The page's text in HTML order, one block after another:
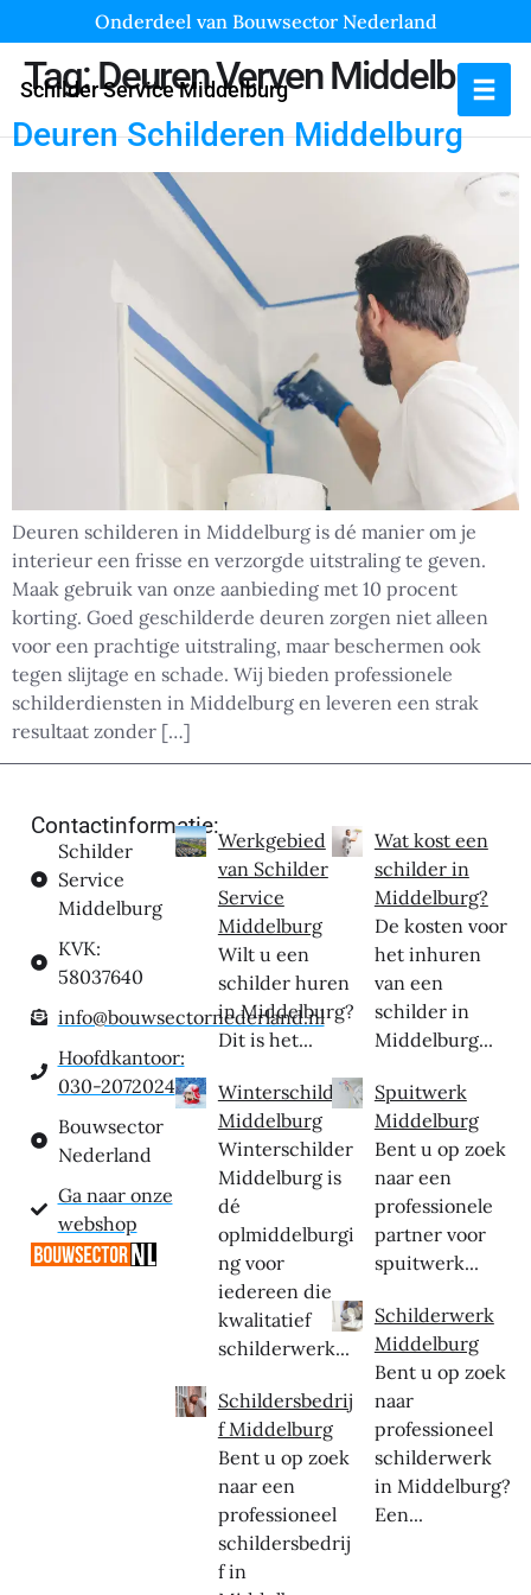
Onderdeel van Bouwsector Nederland
Schilder Service Middelburg
Tag:Deuren Verven Middelburg
Deuren Schilderen Middelburg
Deuren schilderen in Middelburg is dé manier om je
interieur een frisse en verzorgde uitstraling te geven.
Maak gebruik van onze aanbieding met 10 procent
korting. Goed geschilderde deuren zorgen niet alleen
voor een prachtige uitstraling, maar beschermen ook
tegen slijtage en schade. Wij bieden professionele
schilderdiensten in Middelburg en leveren een strak
resultaat zonder […]
Contactinformatie:
Schilder
Service
Middelburg
KVK:
58037640
info@bouwsectornederland.nl
Hoofdkantoor:
030-2072024
Bouwsector
Nederland
Ga naar onze
webshop
Werkgebied
van Schilder
Service
Middelburg
Wilt u een
schilder huren
in Middelburg?
Dit is het...
Winterschilder
Middelburg
Winterschilder
Middelburg is
dé
oplmiddelburgi
ng voor
iedereen die
kwalitatief
schilderwerk...
Schildersbedrij
f Middelburg
Bent u op zoek
naar een
professioneel
schildersbedrij
f in
Wat kost een
schilder in
Middelburg?
De kosten voor
het inhuren
van een
schilder in
Middelburg...
Spuitwerk
Middelburg
Bent u op zoek
naar een
professionele
partner voor
spuitwerk...
Schilderwerk
Middelburg
Bent u op zoek
naar
professioneel
schilderwerk
in Middelburg?
Een...